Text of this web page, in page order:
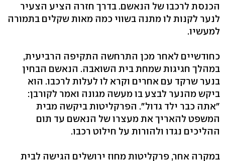
הכנסת לרכבו של הנאשם. בדרך חזרה הציע הצעיר
לנער לקנות לו מתנה בשווי כמה מאות שקלים בתמורה
למעשיו.
כחודשיים לאחר מכן התרחשה התקיפה הרביעית,
במהלך חגיגות שמחת בית השואבה. הנאשם הבחין
בנער שרקד עם אחרים וקרא לו לעלות לרכבו. הוא
ביקש מהנער לבצע בו מעשה מגונה ואמר לקורבן:
"אתה כבר ילד גדול". הפרקליטות ביקשה מבית
המשפט להאריך את מעצרו של הנאשם עד תום
ההליכים נגדו ולהורות על חילוט רכבו.
במקרה אחר, פרקליטות מחוז ירושלים הגישה לבית